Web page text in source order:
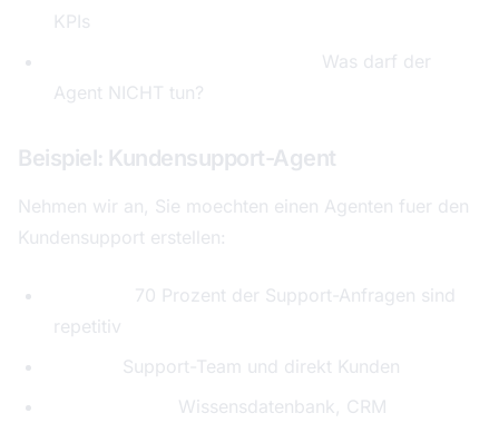
KPIs
Was darf der
Agent NICHT tun?
Beispiel: Kundensupport-Agent
Nehmen wir an, Sie moechten einen Agenten fuer den
Kundensupport erstellen:
70 Prozent der Support-Anfragen sind
repetitiv
Support-Team und direkt Kunden
Wissensdatenbank, CRM